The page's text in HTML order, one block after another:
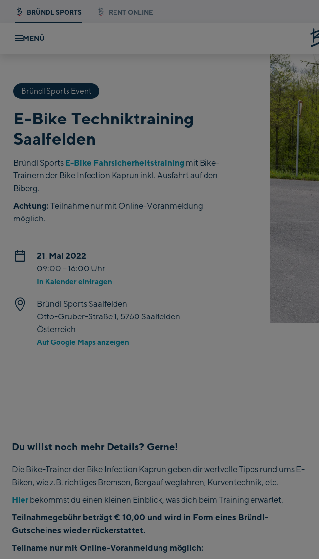
BRÜNDL SPORTS RENT ONLINE
MENÜ
Bründl Sports Event
E-Bike Techniktraining
Saalfelden
Bründl Sports E-Bike Fahrsicherheitstraining mit Bike-
Trainern der Bike Infection Kaprun inkl. Ausfahrt auf den
Biberg.
Achtung: Teilnahme nur mit Online-Voranmeldung
möglich.
21. Mai 2022
09:00 – 16:00 Uhr
In Kalender eintragen
Bründl Sports Saalfelden
Otto-Gruber-Straße 1, 5760 Saalfelden
Österreich
Auf Google Maps anzeigen
© Bernd
Du willst noch mehr Details? Gerne!
Die Bike-Trainer der Bike Infection Kaprun geben dir wertvolle Tipps rund ums E-
Biken, wie z.B. richtiges Bremsen, Bergauf wegfahren, Kurventechnik, etc.
Hier bekommst du einen kleinen Einblick, was dich beim Training erwartet.
Teilnahmegebühr beträgt € 10,00 und wird in Form eines Bründl-
Gutscheines wieder rückerstattet.
Teilname nur mit Online-Voranmeldung möglich: